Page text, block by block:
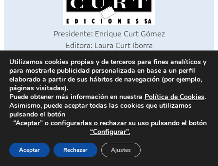
Presidente: Enrique Curt Gómez
Editora: Laura Curt Iborra
Todos los derechos reservados
Paseo de Gracia, 63. 1º 2ª. 08008 Barcelona -933 180 101
Fax 933 183 505
Política de cookies
Política de privacidad
Contacto
Utilizamos cookies propias y de terceros para fines analíticos y
para mostrarle publicidad personalizada en base a un perfil
elaborado a partir de sus hábitos de navegación (por ejemplo,
páginas visitadas).
Puede obtener más información en nuestra Política de Cookies.
Asimismo, puede aceptar todas las cookies que utilizamos
pulsando el botón
“Aceptar” o configurarlas o rechazar su uso pulsando el botón
“Configurar”.
Aceptar Rechazar Ajustes